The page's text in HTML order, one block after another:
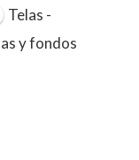
Telas -
y fondos